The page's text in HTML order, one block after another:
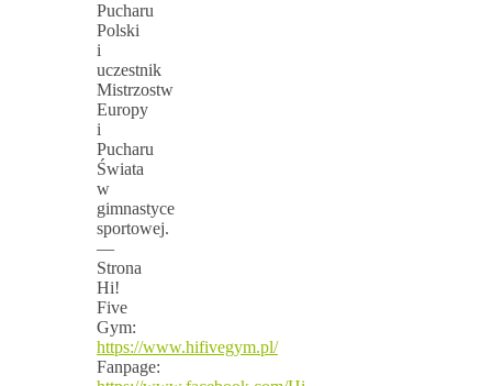
Pucharu
Polski
i
uczestnik
Mistrzostw
Europy
i
Pucharu
Świata
w
gimnastyce
sportowej.
—
Strona
Hi!
Five
Gym:
https://www.hifivegym.pl/
Fanpage: